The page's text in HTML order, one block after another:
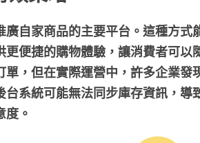
自家商品的主要平台。這種方式
便捷的購物體驗，讓消費者可以
，但在實際運營中，許多企業發
系統可能無法同步庫存資訊，導
。